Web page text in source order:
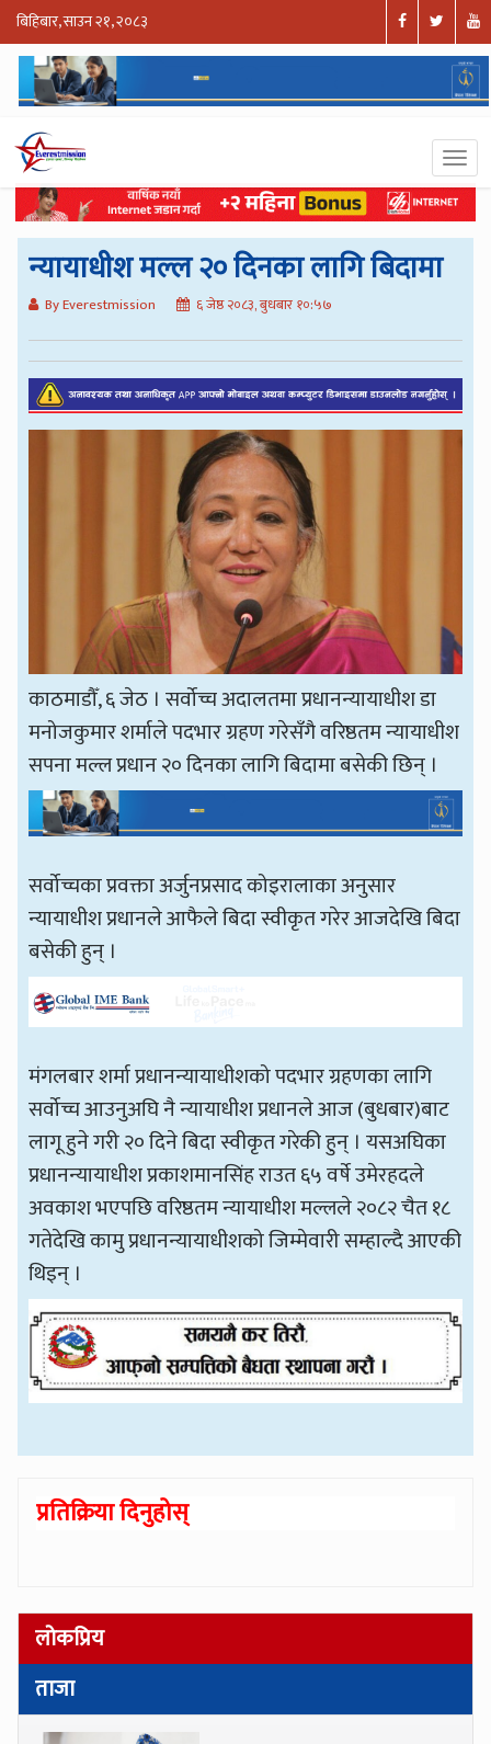
बिहिबार, साउन २१, २०८३
न्यायाधीश मल्ल २० दिनका लागि बिदामा
By Everestmission ६ जेष्ठ २०८३, बुधबार १०:५७
काठमाडौँ, ६ जेठ । सर्वोच्च अदालतमा प्रधानन्यायाधीश डा
मनोजकुमार शर्माले पदभार ग्रहण गरेसँगै वरिष्ठतम न्यायाधीश
सपना मल्ल प्रधान २० दिनका लागि बिदामा बसेकी छिन् ।
सर्वोच्चका प्रवक्ता अर्जुनप्रसाद कोइरालाका अनुसार
न्यायाधीश प्रधानले आफैले बिदा स्वीकृत गरेर आजदेखि बिदा
बसेकी हुन् ।
मंगलबार शर्मा प्रधानन्यायाधीशको पदभार ग्रहणका लागि
सर्वोच्च आउनुअघि नै न्यायाधीश प्रधानले आज (बुधबार)बाट
लागू हुने गरी २० दिने बिदा स्वीकृत गरेकी हुन् । यसअघिका
प्रधानन्यायाधीश प्रकाशमानसिंह राउत ६५ वर्षे उमेरहदले
अवकाश भएपछि वरिष्ठतम न्यायाधीश मल्लले २०८२ चैत १८
गतेदेखि कामु प्रधानन्यायाधीशको जिम्मेवारी सम्हाल्दै आएकी
थिइन् ।
प्रतिक्रिया दिनुहोस्
लोकप्रिय
ताजा